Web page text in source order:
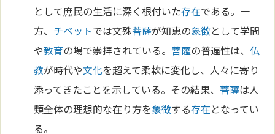
として庶民の生活に深く根付いた存在である。一
方、 チベットでは文殊菩薩が知恵の象徴として学問
や教育の場で崇拝されている。菩薩の普遍性は、仏
教が時代や文化を超えて柔軟に変化し、人々に寄り
添ってきたことを示している。その結果、菩薩は人
類全体の理想的な在り方を象徴する存在となってい
る。